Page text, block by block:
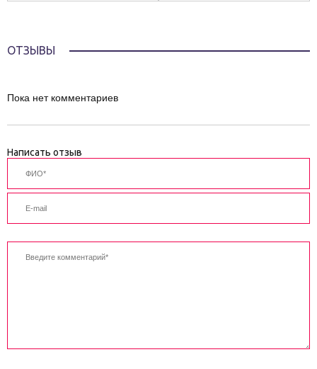
ОТЗЫВЫ
Пока нет комментариев
Написать отзыв